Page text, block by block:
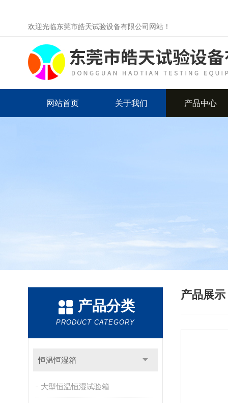
欢迎光临东莞市皓天试验设备有限公司网站！
网站首页 关于我们 产品中心
产品分类
PRODUCT CATEGORY
恒温恒湿箱
大型恒温恒湿试验箱
产品展示